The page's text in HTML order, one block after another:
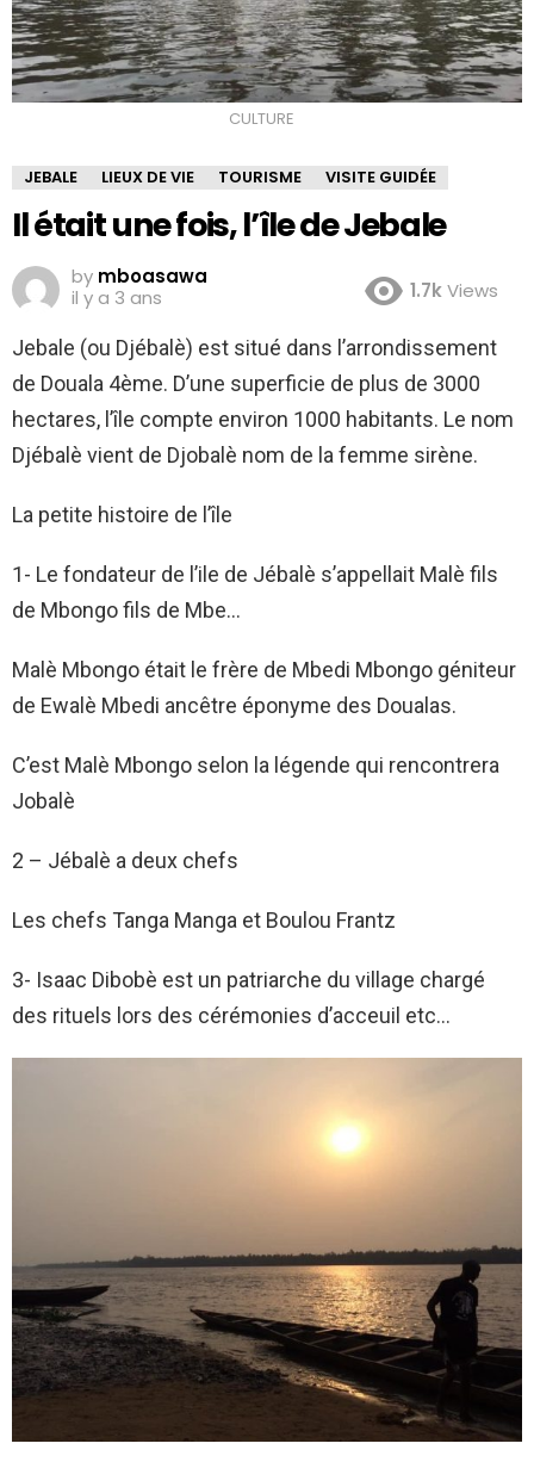
CULTURE
JEBALE LIEUX DE VIE TOURISME VISITE GUIDÉE
Il était une fois, l’île de Jebale
by mboasawa
il y a 3 ans
1.7kViews
Jebale (ou Djébalè) est situé dans l’arrondissement
de Douala 4ème. D’une superficie de plus de 3000
hectares, l’île compte environ 1000 habitants. Le nom
Djébalè vient de Djobalè nom de la femme sirène.
La petite histoire de l’île
1- Le fondateur de l’ile de Jébalè s’appellait Malè fils
de Mbongo fils de Mbe…
Malè Mbongo était le frère de Mbedi Mbongo géniteur
de Ewalè Mbedi ancêtre éponyme des Doualas.
C’est Malè Mbongo selon la légende qui rencontrera
Jobalè
2 – Jébalè a deux chefs
Les chefs Tanga Manga et Boulou Frantz
3- Isaac Dibobè est un patriarche du village chargé
des rituels lors des cérémonies d’acceuil etc…